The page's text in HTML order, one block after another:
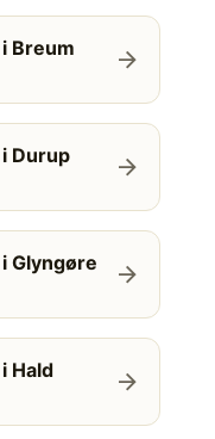
Breum arrow_forward
Durup arrow_forward
Glyngøre arrow_forward
Hald arrow_forward